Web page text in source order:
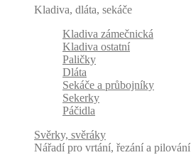
Kladiva, dláta, sekáče
Kladiva zámečnická
Kladiva ostatní
Paličky
Dláta
Sekáče a průbojníky
Sekerky
Páčidla
Svěrky, svěráky
Nářadí pro vrtání, řezání a pilování